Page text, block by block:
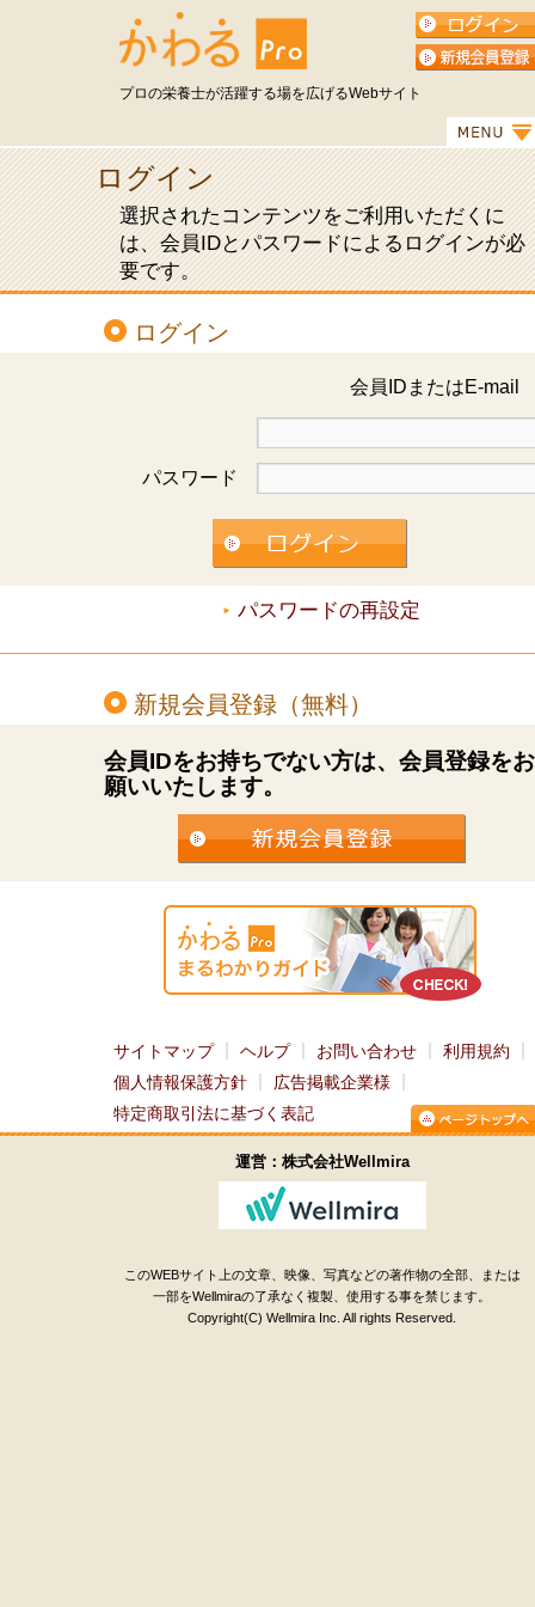
プロの栄養士が活躍する場を広げるWebサイト
ログイン
選択されたコンテンツをご利用いただくに
は、会員IDとパスワードによるログインが必
要です。
ログイン
会員IDまたはE-
パスワード
パスワードの再設定
新規会員登録（無料）
会員IDをお持ちでない方は、会員登録をお
願いいたします。
サイトマップ ヘルプ お問い合わせ
利用規約
個人情報保護方針
広告掲載企業様
特定商取引法に基づく表記
運営：株式会社Wellmira
このWEBサイト上の文章、映像、写真などの著作物の全部、または
一部をWellmiraの了承なく複製、使用する事を禁じます。
Copyright(C) Wellmira Inc. All rights Reserved.